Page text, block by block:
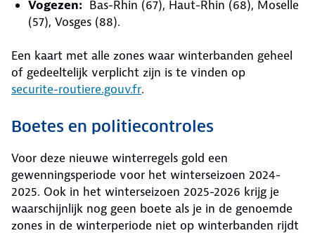
Vogezen: Bas-Rhin (67), Haut-Rhin (68), Moselle
(57), Vosges (88).
Een kaart met alle zones waar winterbanden geheel
of gedeeltelijk verplicht zijn is te vinden op
securite-routiere.gouv.fr.
Boetes en politiecontroles
Voor deze nieuwe winterregels gold een
gewenningsperiode voor het winterseizoen 2024-
2025. Ook in het winterseizoen 2025-2026 krijg je
waarschijnlijk nog geen boete als je in de genoemde
zones in de winterperiode niet op winterbanden rijdt